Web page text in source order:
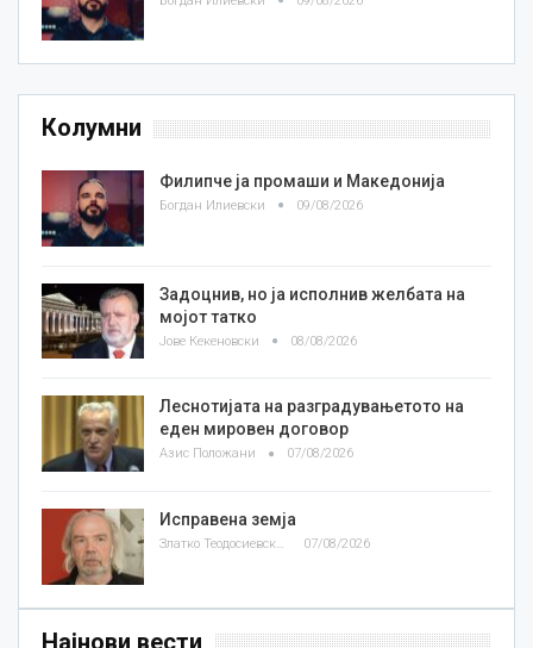
Колумни
Филипче ја промаши и Македонија
Богдан Илиевски 09/08/2026
Задоцнив, но ја исполнив желбата на
мојот татко
Јове Кекеновски 08/08/2026
Леснотијата на разградувањетото на
еден мировен договор
Азис Положани 07/08/2026
Исправена земја
Златко Теодосиевски 07/08/2026
Најнови вести